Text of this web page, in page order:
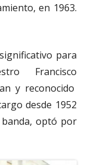
en 1963.
para
Francisco
y reconocido
desde 1952
optó por